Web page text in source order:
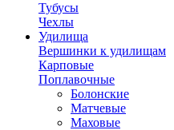
Тубусы
Чехлы
Удилища
Вершинки к удилищам
Карповые
Поплавочные
Болонские
Матчевые
Маховые